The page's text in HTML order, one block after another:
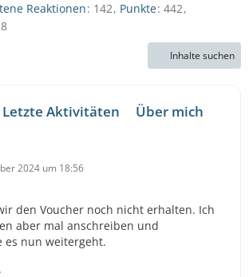
Reaktionen 142 Punkte 442
Inhalte suchen
Letzte Aktivitäten Über mich
2024 um 18:56
den Voucher noch nicht erhalten. Ich
aber mal anschreiben und
es nun weitergeht.